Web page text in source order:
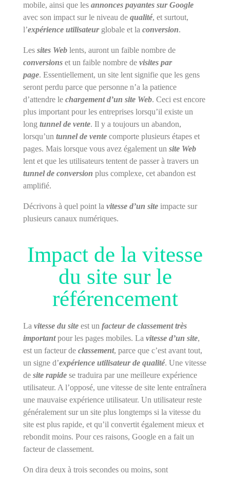
mobile, ainsi que les annonces payantes sur Google
avec son impact sur le niveau de qualité, et surtout,
l’expérience utilisateurglobale et la conversion.
Les sites Web lents, auront un faible nombre de
conversions et un faible nombre de visites par
page. Essentiellement, un site lent signifie que les gens
seront perdu parce que personne n’a la patience
d’attendre le chargement d’un site Web. Ceci est encore
plus important pour les entreprises lorsqu’il existe un
long tunnel de vente. Il y a toujours un abandon,
lorsqu’un tunnel de vente comporte plusieurs étapes et
pages. Mais lorsque vous avez également un site Web
lent et que les utilisateurs tentent de passer à travers un
tunnel de conversion plus complexe, cet abandon est
amplifié.
Décrivons à quel point la vitesse d’un site impacte sur
plusieurs canaux numériques.
Impact de la vitesse
du site sur le
référencement
La vitesse du site est un facteur de classement très
importantpour les pages mobiles. La vitesse d’un site,
est un facteur de classement, parce que c’est avant tout,
un signe d’expérience utilisateur de qualité. Une vitesse
de site rapide se traduira par une meilleure expérience
utilisateur. A l’opposé, une vitesse de site lente entraînera
une mauvaise expérience utilisateur. Un utilisateur reste
généralement sur un site plus longtemps si la vitesse du
site est plus rapide, et qu’il convertit également mieux et
rebondit moins. Pour ces raisons, Google en a fait un
facteur de classement.
On dira deux à trois secondes ou moins, sont